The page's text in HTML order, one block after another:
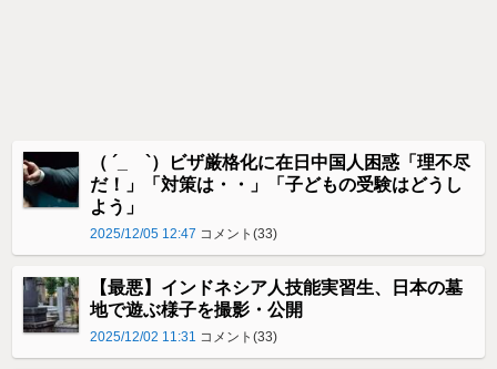
（ ´_ゝ`）ビザ厳格化に在日中国人困惑「理不尽
だ！」「対策は・・」「子どもの受験はどうし
よう」
2025/12/05 12:47 コメント(33)
【最悪】インドネシア人技能実習生、日本の墓
地で遊ぶ様子を撮影・公開
2025/12/02 11:31 コメント(33)